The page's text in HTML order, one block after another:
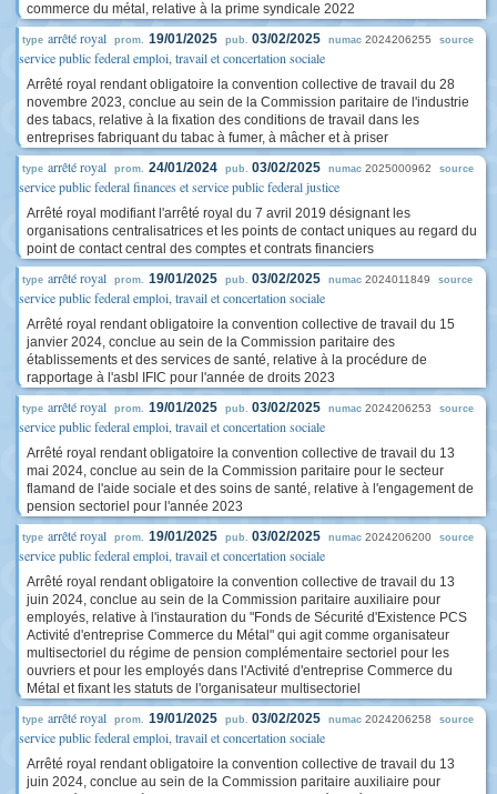
commerce du métal, relative à la prime syndicale 2022
type arrêté royal prom. 19/01/2025 pub. 03/02/2025 numac 2024206255 source
service public federal emploi, travail et concertation sociale
Arrêté royal rendant obligatoire la convention collective de travail du 28
novembre 2023, conclue au sein de la Commission paritaire de l'industrie
des tabacs, relative à la fixation des conditions de travail dans les
entreprises fabriquant du tabac à fumer, à mâcher et à priser
type arrêté royal prom. 24/01/2024 pub. 03/02/2025 numac 2025000962 source
service public federal finances et service public federal justice
Arrêté royal modifiant l'arrêté royal du 7 avril 2019 désignant les
organisations centralisatrices et les points de contact uniques au regard du
point de contact central des comptes et contrats financiers
type arrêté royal prom. 19/01/2025 pub. 03/02/2025 numac 2024011849 source
service public federal emploi, travail et concertation sociale
Arrêté royal rendant obligatoire la convention collective de travail du 15
janvier 2024, conclue au sein de la Commission paritaire des
établissements et des services de santé, relative à la procédure de
rapportage à l'asbl IFIC pour l'année de droits 2023
type arrêté royal prom. 19/01/2025 pub. 03/02/2025 numac 2024206253 source
service public federal emploi, travail et concertation sociale
Arrêté royal rendant obligatoire la convention collective de travail du 13
mai 2024, conclue au sein de la Commission paritaire pour le secteur
flamand de l'aide sociale et des soins de santé, relative à l'engagement de
pension sectoriel pour l'année 2023
type arrêté royal prom. 19/01/2025 pub. 03/02/2025 numac 2024206200 source
service public federal emploi, travail et concertation sociale
Arrêté royal rendant obligatoire la convention collective de travail du 13
juin 2024, conclue au sein de la Commission paritaire auxiliaire pour
employés, relative à l'instauration du "Fonds de Sécurité d'Existence PCS
Activité d'entreprise Commerce du Métal" qui agit comme organisateur
multisectoriel du régime de pension complémentaire sectoriel pour les
ouvriers et pour les employés dans l'Activité d'entreprise Commerce du
Métal et fixant les statuts de l'organisateur multisectoriel
type arrêté royal prom. 19/01/2025 pub. 03/02/2025 numac 2024206258 source
service public federal emploi, travail et concertation sociale
Arrêté royal rendant obligatoire la convention collective de travail du 13
juin 2024, conclue au sein de la Commission paritaire auxiliaire pour